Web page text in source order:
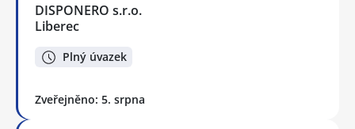
DISPONERO s.r.o.
Liberec
Plný úvazek
Zveřejněno: 5. srpna